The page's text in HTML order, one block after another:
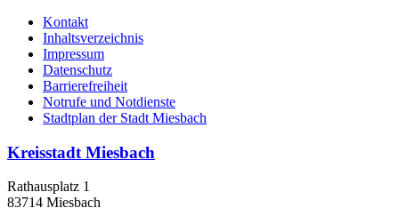
Kontakt
Inhaltsverzeichnis
Impressum
Datenschutz
Barrierefreiheit
Notrufe und Notdienste
Stadtplan der Stadt Miesbach
Kreisstadt Miesbach
Rathausplatz 1
83714 Miesbach